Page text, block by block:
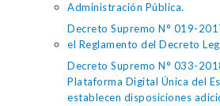
Administración Pública.
Decreto Supremo N° 019-
el Reglamento del Decreto
Decreto Supremo N° 033-
Plataforma Digital Única del
establecen disposiciones